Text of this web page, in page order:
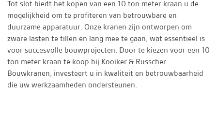
Tot slot biedt het kopen van een 10 ton meter kraan u de
mogelijkheid om te profiteren van betrouwbare en
duurzame apparatuur. Onze kranen zijn ontworpen om
zware lasten te tillen en lang mee te gaan, wat essentieel is
voor succesvolle bouwprojecten. Door te kiezen voor een 10
ton meter kraan te koop bij Kooiker & Russcher
Bouwkranen, investeert u in kwaliteit en betrouwbaarheid
die uw werkzaamheden ondersteunen.